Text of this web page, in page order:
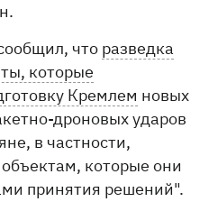
что разведка
которые
Кремлем новых
дроновых ударов
в частности,
которые они
принятия решений".